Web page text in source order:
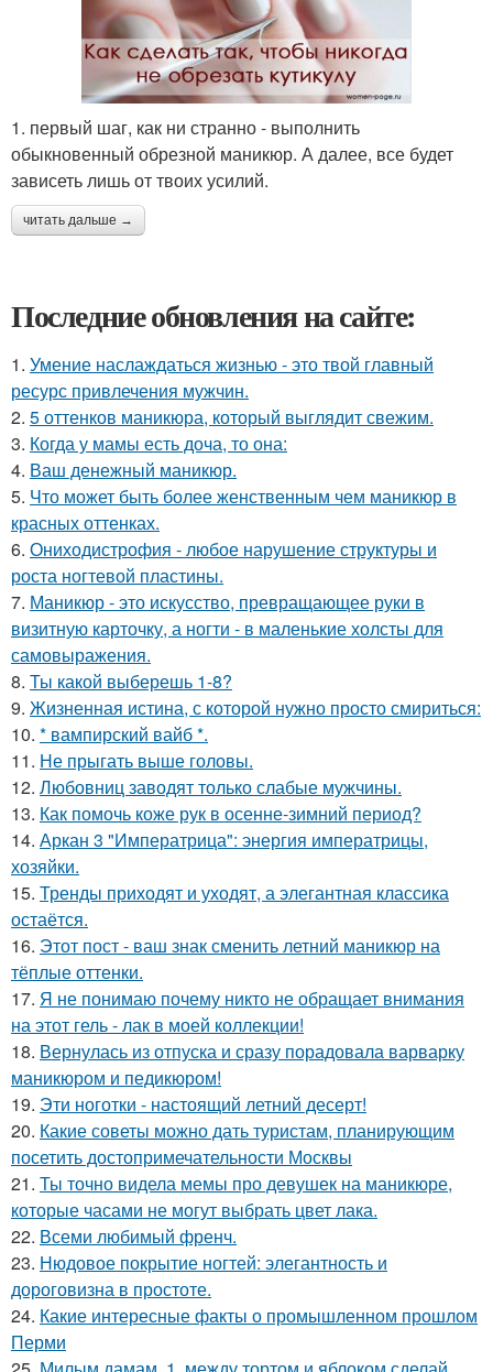
1. первый шаг, как ни странно - выполнить
обыкновенный обрезной маникюр. А далее, все будет
зависеть лишь от твоих усилий.
читать дальше →
Последние обновления на сайте:
1. Умение наслаждаться жизнью - это твой главный
ресурс привлечения мужчин.
2. 5 оттенков маникюра, который выглядит свежим.
3. Когда у мамы есть доча, то она:
4. Ваш денежный маникюр.
5. Что может быть более женственным чем маникюр в
красных оттенках.
6. Ониходистрофия - любое нарушение структуры и
роста ногтевой пластины.
7. Маникюр - это искусство, превращающее руки в
визитную карточку, а ногти - в маленькие холсты для
самовыражения.
8. Ты какой выберешь 1-8?
9. Жизненная истина, с которой нужно просто смириться:
10. * вампирский вайб *.
11. Не прыгать выше головы.
12. Любовниц заводят только слабые мужчины.
13. Как помочь коже рук в осенне-зимний период?
14. Аркан 3 "Императрица": энергия императрицы,
хозяйки.
15. Тренды приходят и уходят, а элегантная классика
остаётся.
16. Этот пост - ваш знак сменить летний маникюр на
тёплые оттенки.
17. Я не понимаю почему никто не обращает внимания
на этот гель - лак в моей коллекции!
18. Вернулась из отпуска и сразу порадовала варварку
маникюром и педикюром!
19. Эти ноготки - настоящий летний десерт!
20. Какие советы можно дать туристам, планирующим
посетить достопримечательности Москвы
21. Ты точно видела мемы про девушек на маникюре,
которые часами не могут выбрать цвет лака.
22. Всеми любимый френч.
23. Нюдовое покрытие ногтей: элегантность и
дороговизна в простоте.
24. Какие интересные факты о промышленном прошлом
Перми